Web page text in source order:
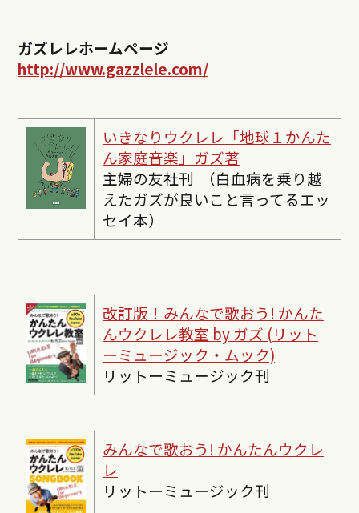
ガズレレホームページ
http://www.gazzlele.com/
いきなりウクレレ「地球１かんた
ん家庭音楽」ガズ著
主婦の友社刊 （白血病を乗り越
えたガズが良いこと言ってるエッ
セイ本）
改訂版！みんなで歌おう! かんた
んウクレレ教室 by ガズ (リット
ーミュージック・ムック)
リットーミュージック刊
みんなで歌おう! かんたんウクレ
レ
リットーミュージック刊